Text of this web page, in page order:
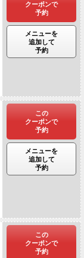
クーポンで
予約
メニューを
追加して
予約
この
クーポンで
予約
メニューを
追加して
予約
この
クーポンで
予約